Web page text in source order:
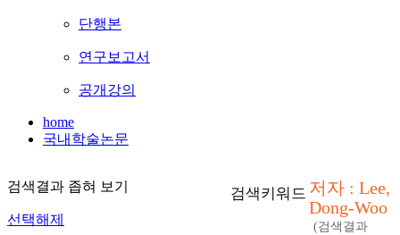
단행본
연구보고서
공개강의
home
국내학술논문
검색결과 좁혀 보기
선택해제
검색키워드 저자 : Lee,
Dong-Woo
(검색결과